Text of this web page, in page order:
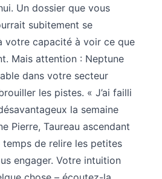
Un dossier que vous
subitement se
votre capacité à voir ce que
Mais attention : Neptune
dans votre secteur
les pistes. « J’ai failli
la semaine
Pierre, Taureau ascendant
temps de relire les petites
engager. Votre intuition